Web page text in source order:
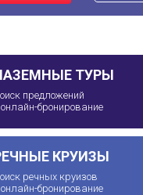
ТУРЫ
предложений
онлайн-бронирование
КРУИЗЫ
речных круизов
онлайн-бронирование